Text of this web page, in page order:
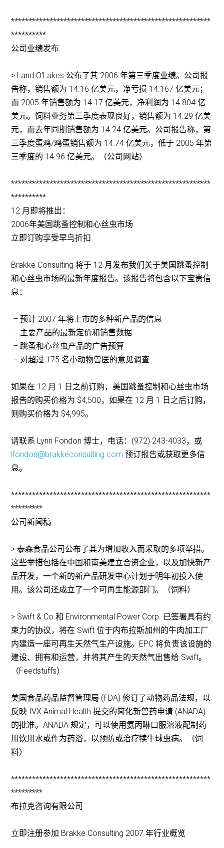
*********************************************************
**********
公司业绩发布
> Land O'Lakes 公布了其 2006 年第三季度业绩。公司报
告称，销售额为 14.16 亿美元，净亏损 14.167 亿美元；
而 2005 年销售额为 14.17 亿美元，净利润为 14.804 亿
美元。饲料业务第三季度表现良好，销售额为 14.29 亿美
元，而去年同期销售额为 14.24 亿美元。公司报告称，第
三季度蛋鸡/鸡蛋销售额为 14.74 亿美元，低于 2005 年第
三季度的 14.96 亿美元。（公司网站）
*********************************************************
**********
12 月即将推出：
2006年美国跳蚤控制和心丝虫市场
立即订购享受早鸟折扣
Brakke Consulting 将于 12 月发布我们关于美国跳蚤控制
和心丝虫市场的最新年度报告。该报告将包含以下宝贵信
息：
– 预计 2007 年将上市的多种新产品的信息
– 主要产品的最新定价和销售数据
– 跳蚤和心丝虫产品的广告预算
– 对超过 175 名小动物兽医的意见调查
如果在 12 月 1 日之前订购，美国跳蚤控制和心丝虫市场
报告的购买价格为 $4,500，如果在 12 月 1 日之后订购，
则购买价格为 $4,995。
请联系 Lynn Fondon 博士，电话：(972) 243-4033，或
lfondon@brakkeconsulting.com 预订报告或获取更多信
息。
*********************************************************
*********
公司新闻稿
> 泰森食品公司公布了其为增加收入而采取的多项举措。
这些举措包括在中国和南美建立合资企业，以及加快新产
品开发，一个新的新产品研发中心计划于明年初投入使
用。该公司还成立了一个可再生能源部门。（饲料）
> Swift & Co 和 Environmental Power Corp. 已签署具有约
束力的协议，将在 Swift 位于内布拉斯加州的牛肉加工厂
内建造一座可再生天然气生产设施。EPC 将负责该设施的
建设、拥有和运营，并将其产生的天然气出售给 Swift。
（Feedstuffs）
美国食品药品监督管理局 (FDA) 修订了动物药品法规，以
反映 IVX Animal Health 提交的简化新兽药申请 (ANADA)
的批准。ANADA 规定，可以使用氨丙啉口服溶液配制药
用饮用水或作为药浴，以预防或治疗犊牛球虫病。（饲
料）
*********************************************************
*********
布拉克咨询有限公司
立即注册参加 Brakke Consulting 2007 年行业概览